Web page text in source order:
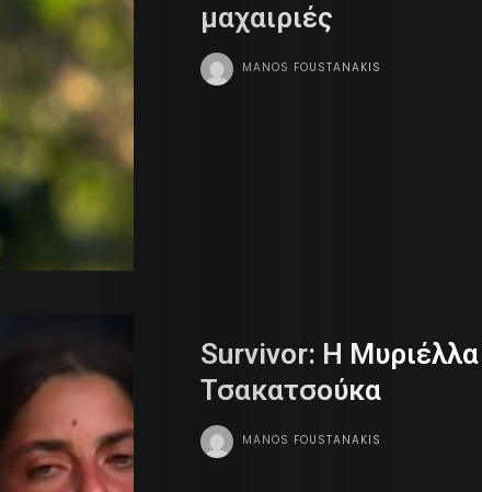
Life
Trends
μαχαιριές
MANOS FOUSTANAKIS
Survivor: Η Μυριέλλα
Τσακατσούκα
MANOS FOUSTANAKIS